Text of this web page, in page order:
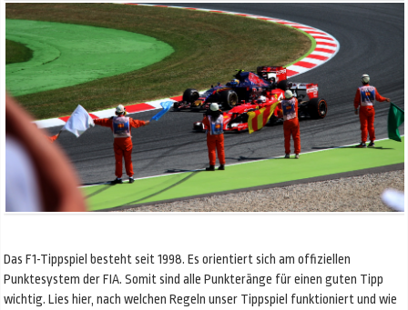
Das F1-Tippspiel besteht seit 1998. Es orientiert sich am offiziellen
Punktesystem der FIA. Somit sind alle Punkteränge für einen guten Tipp
wichtig. Lies hier, nach welchen Regeln unser Tippspiel funktioniert und wie